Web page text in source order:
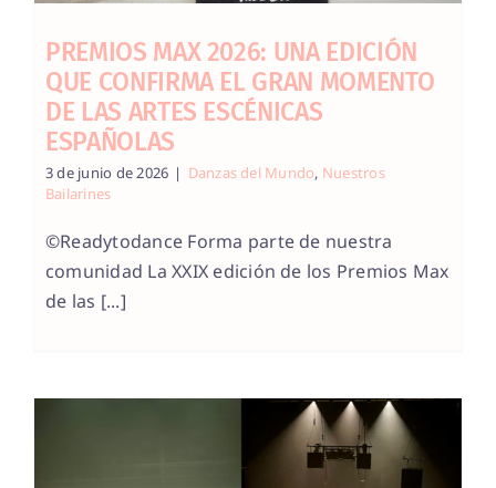
PREMIOS MAX 2026: UNA EDICIÓN
QUE CONFIRMA EL GRAN MOMENTO
DE LAS ARTES ESCÉNICAS
ESPAÑOLAS
3 de junio de 2026 | Danzas del Mundo, Nuestros
Bailarines
©Readytodance Forma parte de nuestra
comunidad La XXIX edición de los Premios Max
de las [...]